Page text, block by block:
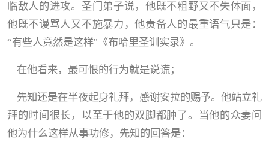
临敌人的进攻。圣门弟子说，他既不粗野又不失体面，
他既不谩骂人又不施暴力，他责备人的最重语气只是：
“有些人竟然是这样" 《布哈里圣训实录》。
在他看来，最可恨的行为就是说谎；
先知还是在半夜起身礼拜，感谢安拉的赐予。他站立礼
拜的时间很长，以至于他的双脚都肿了。当他的众妻问
他为什么这样从事功修，先知的回答是：